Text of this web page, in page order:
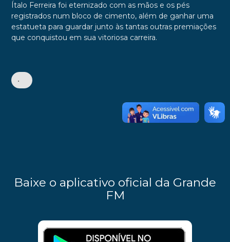
Ítalo Ferreira foi eternizado com as mãos e os pés
registrados num bloco de cimento, além de ganhar uma
estatueta para guardar junto às tantas outras premiações
que conquistou em sua vitoriosa carreira.
•
Baixe o aplicativo oficial da Grande
FM